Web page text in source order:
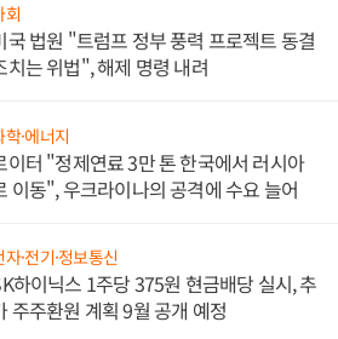
회
국 법원 "트럼프 정부 풍력 프로젝트 동결
치는 위법", 해제 명령 내려
학·에너지
이터 "정제연료 3만 톤 한국에서 러시아
이동", 우크라이나의 공격에 수요 늘어
자·전기·정보통신
하이닉스 1주당 375원 현금배당 실시, 추
주주환원 계획 9월 공개 예정